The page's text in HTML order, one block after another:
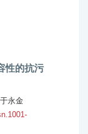
性的抗污
于永金